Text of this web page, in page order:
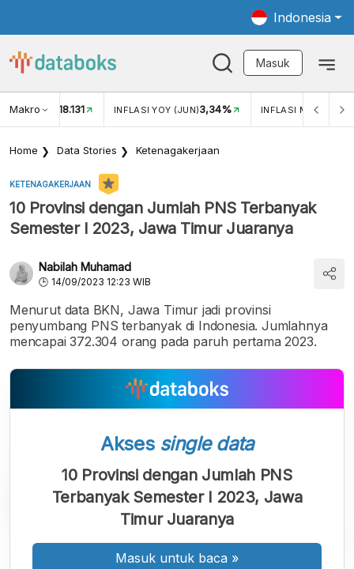
Indonesia
Masuk
Makro
USD/IDR 18.131 INFLASI YOY (JUN)3,34% INFLASI MOM (JUN)
Home Data Stories Ketenagakerjaan
KETENAGAKERJAAN
10 Provinsi dengan Jumlah PNS Terbanyak
Semester I 2023, Jawa Timur Juaranya
Nabilah Muhamad
14/09/2023 12:23 WIB
Menurut data BKN, Jawa Timur jadi provinsi
penyumbang PNS terbanyak di Indonesia. Jumlahnya
mencapai 372.304 orang pada paruh pertama 2023.
Akses single data
10 Provinsi dengan Jumlah PNS
Terbanyak Semester I 2023, Jawa
Timur Juaranya
Masuk untuk baca »